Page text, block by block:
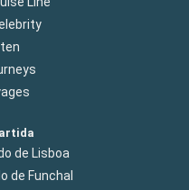
de Lisboa
de Funchal